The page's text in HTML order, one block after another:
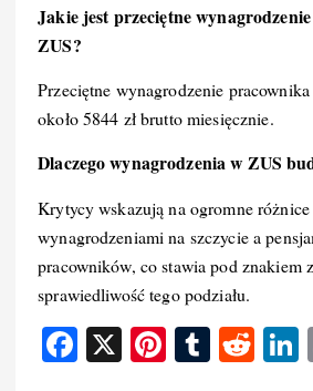
Jakie jest przeciętne
ZUS?
Przeciętne wynagrodzenie
około 5844 zł brutto miesięcznie.
Dlaczego wynagrodzenia w ZUS
Krytycy wskazują na ogromne
wynagrodzeniami na szczycie a
pracowników, co stawia pod znakiem
sprawiedliwość tego podziału.
F
X
Pi T
R